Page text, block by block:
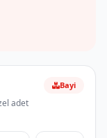
adet
Bayi